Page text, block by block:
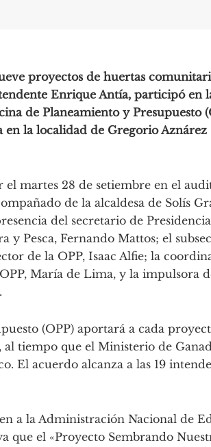
proyectos de huertas
Enrique Antía, participó en
de Planeamiento y Presupuesto
la localidad de Gregorio
martes 28 de setiembre en el
de la alcaldesa de Solís
del secretario de
y Pesca, Fernando Mattos; el
de la OPP, Isaac Alfie; la
María de Lima, y la impulsora
(OPP) aportará a cada
tiempo que el Ministerio de
El acuerdo alcanza a las 19
a la Administración Nacional de
que el «Proyecto Sembrando